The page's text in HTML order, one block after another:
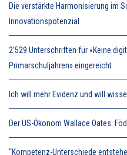
Die verstärkte Harmonisierung im
Innovationspotenzial
2’529 Unterschriften für «Keine
Primarschuljahren» eingereicht
Ich will mehr Evidenz und will
Der US-Ökonom Wallace Oates:
“Kompetenz-Unterschiede